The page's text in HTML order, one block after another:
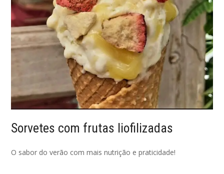
Sorvetes com frutas liofilizadas
O sabor do verão com mais nutrição e praticidade!